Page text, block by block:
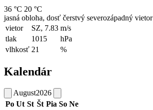
36 °C 20 °C
jasná obloha, dosť čerstvý severozápadný vietor
vietor
SZ, 7.83 m/s
tlak
1015
hPa
vlhkosť 21 %
Kalendár
August2026
Po Ut St Št Pia So Ne